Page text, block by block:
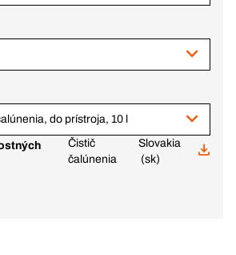
do prístroja, 10 l
Čistič
čalúnenia
Slovakia
(sk)